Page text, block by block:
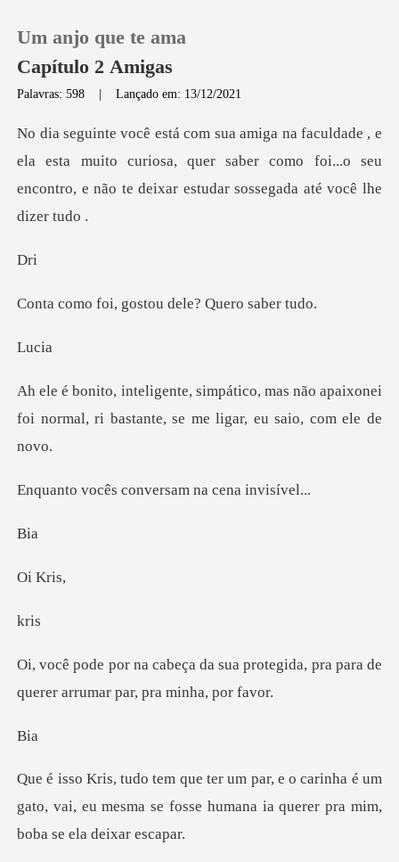
0
Loja
Um anjo que te ama
Capítulo 2 Amigas
Palavras: 598 |Lançado em: 13/12/2021
esta muito curiosa, quer saber como foi...o seu
encontro, e
r
gostou dele? Q
u
mas não apaixonei
foi normal, ri bastan
conversam na ce
i
K
r
a protegida, pra para de
querer a
i
arinha é um
gato, vai, eu mesma se fosse humana